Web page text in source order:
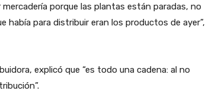
porque las plantas están paradas, no
había para distribuir eran los productos de ayer”,
explicó que “es todo una cadena: al no